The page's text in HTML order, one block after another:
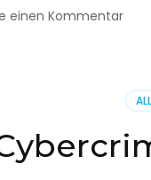
einen Kommentarzu
der